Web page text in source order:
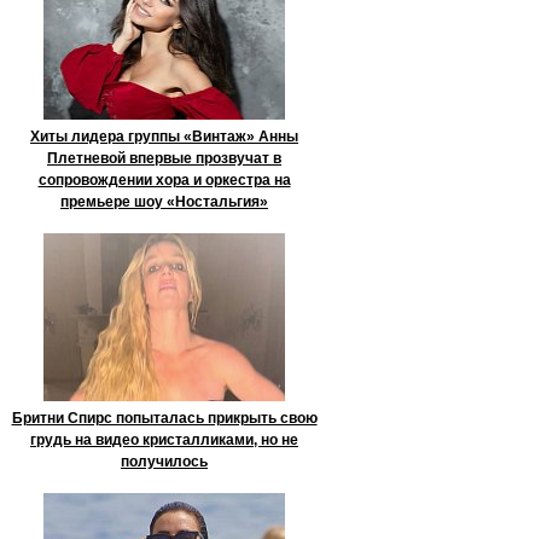
Хиты лидера группы «Винтаж» Анны
Плетневой впервые прозвучат в
сопровождении хора и оркестра на
премьере шоу «Ностальгия»
Бритни Спирс попыталась прикрыть свою
грудь на видео кристалликами, но не
получилось